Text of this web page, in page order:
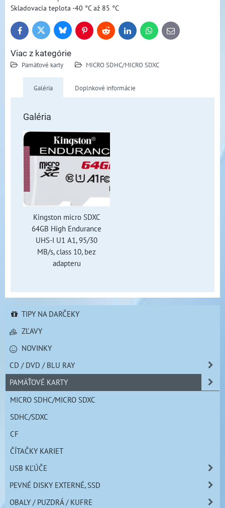
Skladovacia teplota -40 °C až 85 °C
FacebookTwitter BlueskyPinterestReddit LinkedInWhatsApp
E-
mail
Viac z kategórie
Pamäťové karty MICRO SDHC/MICRO SDXC
Galéria Doplnkové informácie
Galéria
Kingston micro SDXC
64GB High Endurance
UHS-I U1 A1, 95/30
MB/s, class 10, bez
adapteru
TIPY NA DARČEKY
ZĽAVY
NOVINKY
CD / DVD / BLU RAY
PAMÄŤOVÉ KARTY
MICRO SDHC/MICRO SDXC
SDHC/SDXC
CF
ČÍTAČKY KARIET
USB KĽÚČE
PEVNÉ DISKY EXTERNÉ, SSD
OBALY / PUZDRÁ / KUFRE